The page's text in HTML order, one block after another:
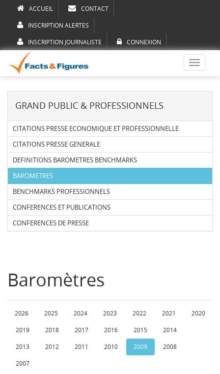
ACCUEIL CONTACT
INSCRIPTION ALERTES
INSCRIPTION JOURNALISTE CONNEXION
Toggle
GRAND PUBLIC & PROFESSIONNELS
CITATIONS PRESSE ECONOMIQUE ET PROFESSIONNELLE
CITATIONS PRESSE GENERALE
DEFINITIONS BAROMETRES BENCHMARKS
BAROMETRES
BENCHMARKS PROFESSIONNELS
CONFERENCES ET PUBLICATIONS
CONFERENCES DE PRESSE
Baromètres
2026 2025 2024 2023 2022 2021 2020
2019 2018 2017 2016 2015 2014
2013 2012 2011 2010 2009 2008
2007